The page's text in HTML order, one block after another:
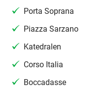
Porta Soprana
Piazza Sarzano
Katedralen
Corso Italia
Boccadasse